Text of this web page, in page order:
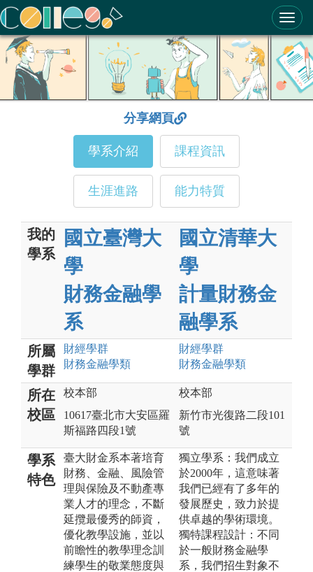
ColleGo! 大學選才與高中育才輔助系統
分享網頁
學系介紹 課程資訊
生涯進路 能力特質
我的
學系
國立臺灣大
學
財務金融學
系
國立清華大
學
計量財務金
融學系
所屬
學群
財經學群
財務金融學類
財經學群
財務金融學類
所在
校區
校本部
10617臺北市大安區羅
斯福路四段1號
校本部
新竹市光復路二段101
號
學系
特色
臺大財金系本著培育
財務、金融、風險管
理與保險及不動產專
業人才的理念，不斷
延攬最優秀的師資，
優化教學設施，並以
前瞻性的教學理念訓
練學生的敬業態度與
獨立學系：我們成立
於2000年，這意味著
我們已經有了多年的
發展歷史，致力於提
供卓越的學術環境。
獨特課程設計：不同
於一般財務金融學
系，我們招生對象不